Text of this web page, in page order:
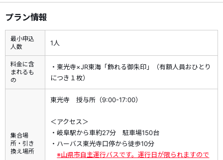
※申込情報入力画面でクーポンが適用されていることをご確認
ください。
※1予約あたりの最大割引額は6,000円となります。
・割引クーポンを利用した予約の取消料は、クーポン割引前の
旅行代金を基に算出いたします。 取消料に対してクーポン割引
額は充当できません。
却はございません（天災、輸送障害等の事由により旅行を中止
・すでにご予約済みの商品には、クーポンはご利用いただけま
せん。
・割引内容、割引対象商品は期間中に追加、変更される場合が
あります。また、予算上限に達し次第、予告なく割引クーポン
プラン情報
最小申込
人数
1人
料金に含
まれるも
の
・東光寺×JR東海「飾れる御朱印」（有額人員おひとり
につき１枚）
集合場
所・引き
換え場所
東光寺 授与所（9:00-17:00）
＜アクセス＞
・岐阜駅から車約27分 駐車場150台
・ハーバス東光寺口停から徒歩10分
※山県市自主運行バスです。運行日が限られますので